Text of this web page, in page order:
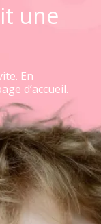
une
En
d’accueil.